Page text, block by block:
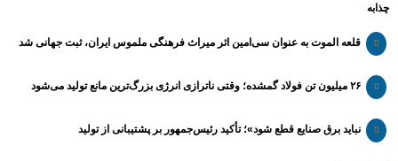
چذابه
قلعه الموت به عنوان سی‌امین اثر میراث‌ فرهنگی ملموس ایران، ثبت جهانی شد
۲۶ میلیون تن فولاد گمشده؛ وقتی ناترازی انرژی بزرگ‌ترین مانع تولید می‌شود
نباید برق صنایع قطع شود»؛ تأکید رئیس‌جمهور بر پشتیبانی از تولید